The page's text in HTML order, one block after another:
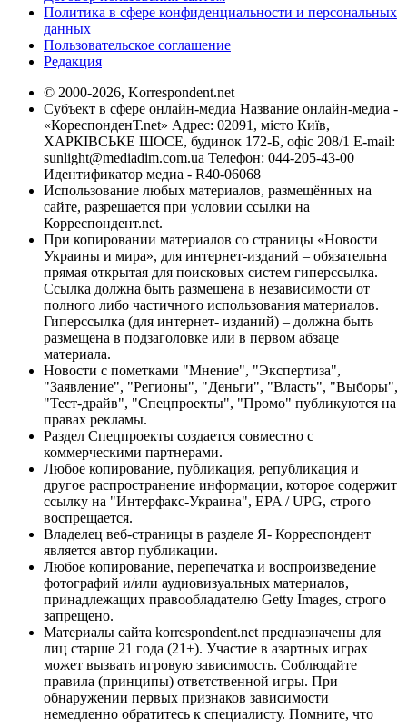
Политика в сфере конфиденциальности и персональных
данных
Пользовательское соглашение
Редакция
© 2000-2026, Korrespondent.net
Субъект в сфере онлайн-медиа Название онлайн-медиа -
«КореспонденТ.net» Адрес: 02091, місто Київ,
ХАРКІВСЬКЕ ШОСЕ, будинок 172-Б, офіс 208/1 E-mail:
sunlight@mediadim.com.ua Телефон: 044-205-43-00
Идентификатор медиа - R40-06068
Использование любых материалов, размещённых на
сайте, разрешается при условии ссылки на
Корреспондент.net.
При копировании материалов со страницы «Новости
Украины и мира», для интернет-изданий – обязательна
прямая открытая для поисковых систем гиперссылка.
Ссылка должна быть размещена в независимости от
полного либо частичного использования материалов.
Гиперссылка (для интернет- изданий) – должна быть
размещена в подзаголовке или в первом абзаце
материала.
Новости с пометками "Мнение", "Экспертиза",
"Заявление", "Регионы", "Деньги", "Власть", "Выборы",
"Тест-драйв", "Спецпроекты", "Промо" публикуются на
правах рекламы.
Раздел Спецпроекты создается совместно с
коммерческими партнерами.
Любое копирование, публикация, републикация и
другое распространение информации, которое содержит
ссылку на "Интерфакс-Украина", EPA / UPG, строго
воспрещается.
Владелец веб-страницы в разделе Я- Корреспондент
является автор публикации.
Любое копирование, перепечатка и воспроизведение
фотографий и/или аудиовизуальных материалов,
принадлежащих правообладателю Getty Images, строго
запрещено.
Материалы сайта korrespondent.net предназначены для
лиц старше 21 года (21+). Участие в азартных играх
может вызвать игровую зависимость. Соблюдайте
правила (принципы) ответственной игры. При
обнаружении первых признаков зависимости
немедленно обратитесь к специалисту. Помните, что